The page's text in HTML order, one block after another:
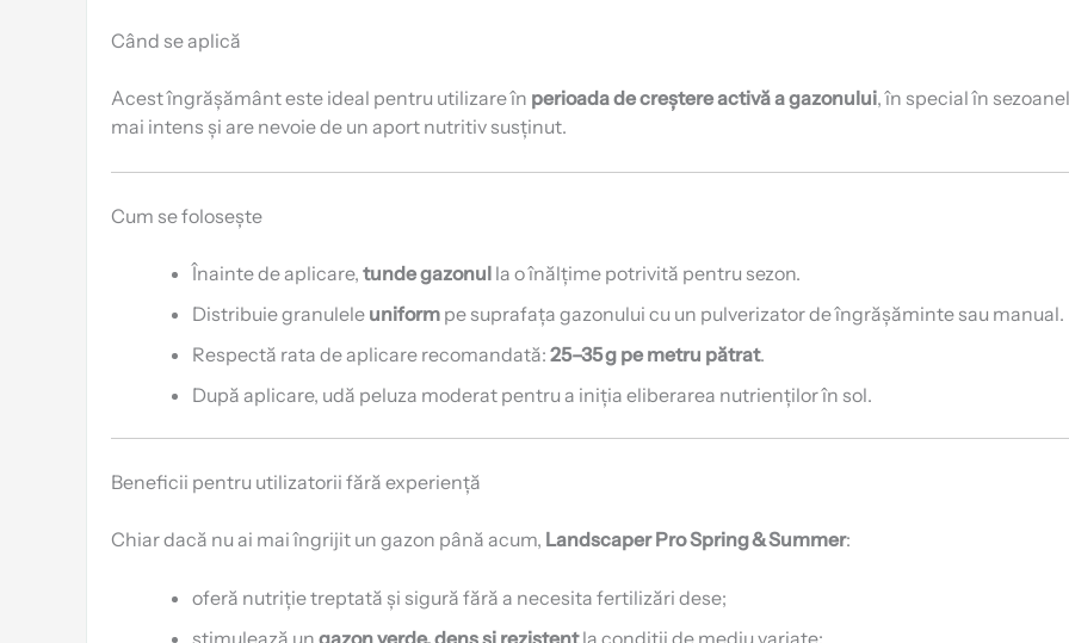
Când se aplică
Acest îngrășământ este ideal pentru utilizare în perioada de creștere activă a gazonului, în special în
mai intens și are nevoie de un aport nutritiv susținut.
Cum se folosește
Înainte de aplicare, tunde gazonul la o înălțime potrivită pentru sezon.
Distribuie granulele uniform pe suprafața gazonului cu un pulverizator de îngrășăminte sau manual.
Respectă rata de aplicare recomandată: 25–35 g pe metru pătrat.
După aplicare, udă peluza moderat pentru a iniția eliberarea nutrienților în sol.
Beneficii pentru utilizatorii fără experiență
Chiar dacă nu ai mai îngrijit un gazon până acum, Landscaper Pro Spring & Summer:
oferă nutriție treptată și sigură fără a necesita fertilizări dese;